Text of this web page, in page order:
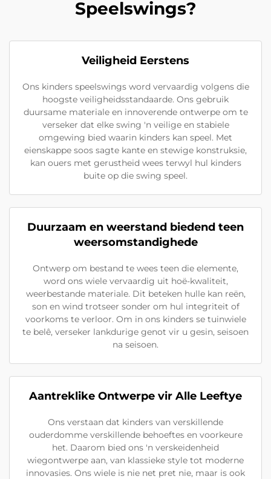
Speelswings?
Veiligheid Eerstens
Ons kinders speelswings word vervaardig volgens die
hoogste veiligheidsstandaarde. Ons gebruik
duursame materiale en innoverende ontwerpe om te
verseker dat elke swing 'n veilige en stabiele
omgewing bied waarin kinders kan speel. Met
eienskappe soos sagte kante en stewige konstruksie,
kan ouers met gerustheid wees terwyl hul kinders
buite op die swing speel.
Duurzaam en weerstand biedend teen
weersomstandighede
Ontwerp om bestand te wees teen die elemente,
word ons wiele vervaardig uit hoë-kwaliteit,
weerbestande materiale. Dit beteken hulle kan reën,
son en wind trotseer sonder om hul integriteit of
voorkoms te verloor. Om in ons kinders se tuinwiele
te belê, verseker lankdurige genot vir u gesin, seisoen
na seisoen.
Aantreklike Ontwerpe vir Alle Leeftye
Ons verstaan dat kinders van verskillende
ouderdomme verskillende behoeftes en voorkeure
het. Daarom bied ons 'n verskeidenheid
wiegontwerpe aan, van klassieke style tot moderne
innovasies. Ons wiele is nie net pret nie, maar is ook